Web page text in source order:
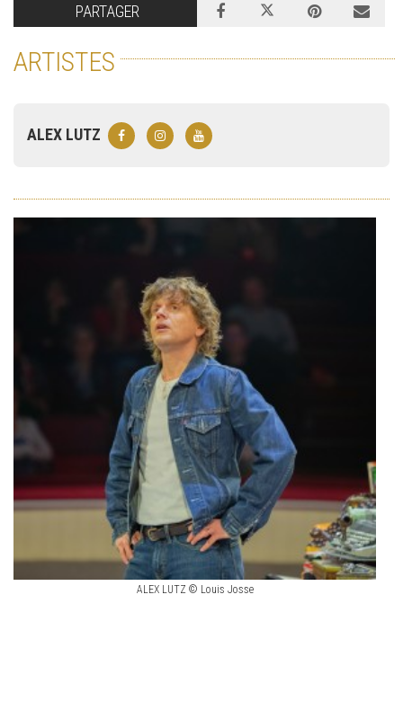
PARTAGER
ARTISTES
ALEX LUTZ
ALEX LUTZ © Louis Josse